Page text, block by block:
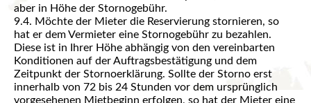
aber in Höhe der Stornogebühr.
9.4. Möchte der Mieter die Reservierung stornieren, so
hat er dem Vermieter eine Stornogebühr zu bezahlen.
Diese ist in Ihrer Höhe abhängig von den vereinbarten
Konditionen auf der Auftragsbestätigung und dem
Zeitpunkt der Stornoerklärung. Sollte der Storno erst
innerhalb von 72 bis 24 Stunden vor dem ursprünglich
vorgesehenen Mietbeginn erfolgen, so hat der Mieter eine